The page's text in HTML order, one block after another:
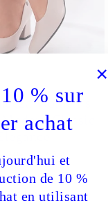
% sur
achat
et
de 10 %
en utilisant
Women’s
Classic
Prix
réduit
$82.39
50%
Color